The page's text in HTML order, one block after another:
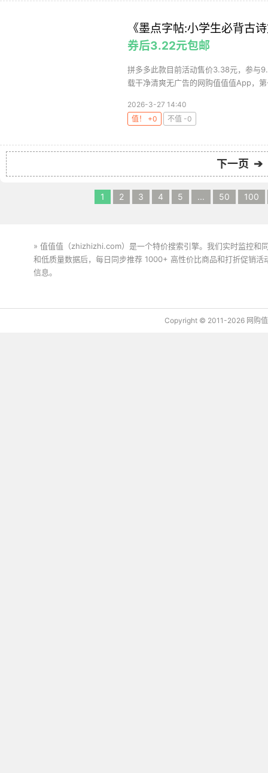
《墨点字帖:小学生必背古
券后3.22元包邮
拼多多此款目前活动售价3.38元，参与
载干净清爽无广告的网购值值值App，
2026-3-27 14:40
值！ +0
不值 -0
下一页 ➔
1 2 3 4 5 ... 50 100
» 值值值（zhizhizhi.com）是一个特价搜索引擎。我们实时监控和
和低质量数据后，每日同步推荐 1000+ 高性价比商品和打折促销
信息。
Copyright © 2011-2026 网购